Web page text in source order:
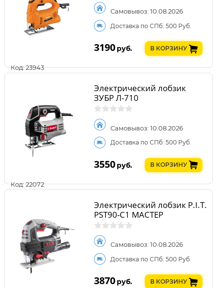
Код: 23943
Самовывоз: 10.08.2026
Доставка по СПб: 500 Руб.
3190 руб. В КОРЗИНУ
Код: 22072
Электрический лобзик
ЗУБР Л-710
Самовывоз: 10.08.2026
Доставка по СПб: 500 Руб.
3550 руб. В КОРЗИНУ
Электрический лобзик P.I.T.
PST90-C1 МАСТЕР
Самовывоз: 10.08.2026
Доставка по СПб: 500 Руб.
3870 руб. В КОРЗИНУ